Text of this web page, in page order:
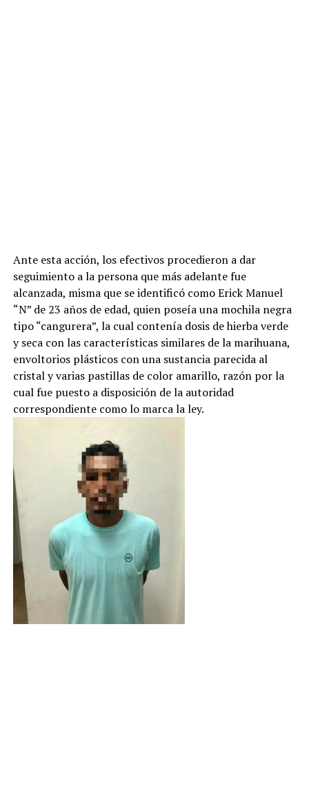
Ante esta acción, los efectivos procedieron a dar
seguimiento a la persona que más adelante fue
alcanzada, misma que se identificó como Erick Manuel
“N” de 23 años de edad, quien poseía una mochila negra
tipo “cangurera”, la cual contenía dosis de hierba verde
y seca con las características similares de la marihuana,
envoltorios plásticos con una sustancia parecida al
cristal y varias pastillas de color amarillo, razón por la
cual fue puesto a disposición de la autoridad
correspondiente como lo marca la ley.